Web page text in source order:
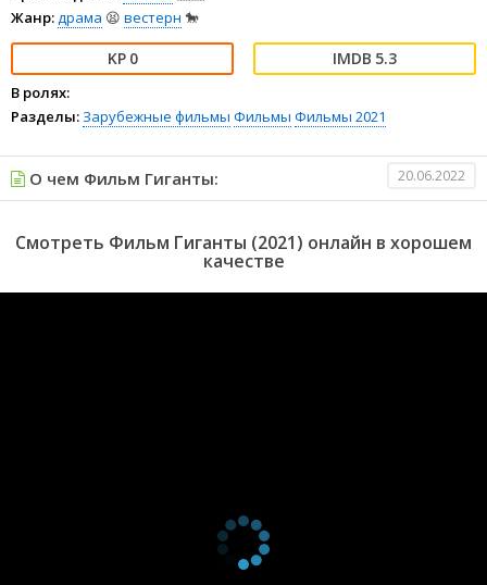
Жанр:драма 😫 вестерн 🐎
0 5.3
В ролях:
Разделы: Зарубежные фильмы Фильмы Фильмы 2021
О чем Фильм Гиганты: 20.06.2022
Смотреть Фильм Гиганты (2021) онлайн в хорошем
качестве